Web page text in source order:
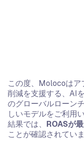
この度、Molocoはア
削減を支援する、AI
のグローバルローン
しいモデルをご利用
結果では、 ROASが
ことが確認されていま